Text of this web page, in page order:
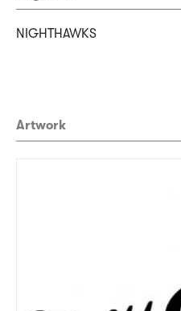
NIGHTHAWKS
Artwork